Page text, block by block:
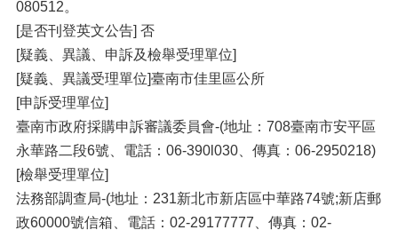
080512。
[是否刊登英文公告] 否
[疑義、異議、申訴及檢舉受理單位]
[疑義、異議受理單位]臺南市佳里區公所
[申訴受理單位]
臺南市政府採購申訴審議委員會-(地址：708臺南市安平區
永華路二段6號、電話：06-390l030、傳真：06-2950218)
[檢舉受理單位]
法務部調查局-(地址：231新北市新店區中華路74號;新店郵
政60000號信箱、電話：02-29177777、傳真：02-